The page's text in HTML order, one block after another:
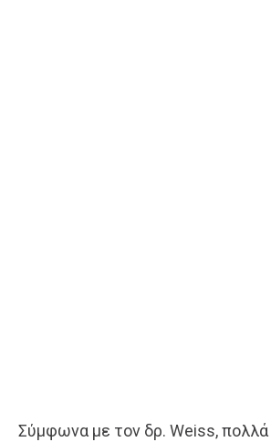
Σύμφωνα με τον δρ. Weiss,